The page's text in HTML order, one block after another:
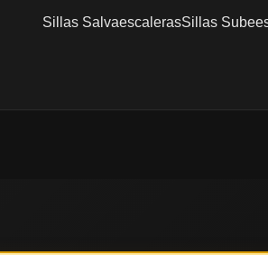
Sillas SalvaescalerasSillas